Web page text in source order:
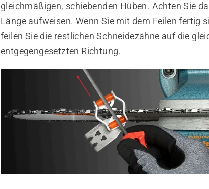
gleichmäßigen, schiebenden Hüben. Achten Sie
Länge aufweisen. Wenn Sie mit dem Feilen fertig
feilen Sie die restlichen Schneidezähne auf die
entgegengesetzten Richtung.